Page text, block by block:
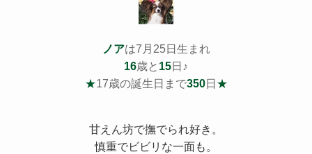
ノアは7月25日生まれ
16歳と 15日♪
★17歳の誕生日まで350日 ★
甘えん坊で撫でられ好き。
慎重でビビリな一面も。